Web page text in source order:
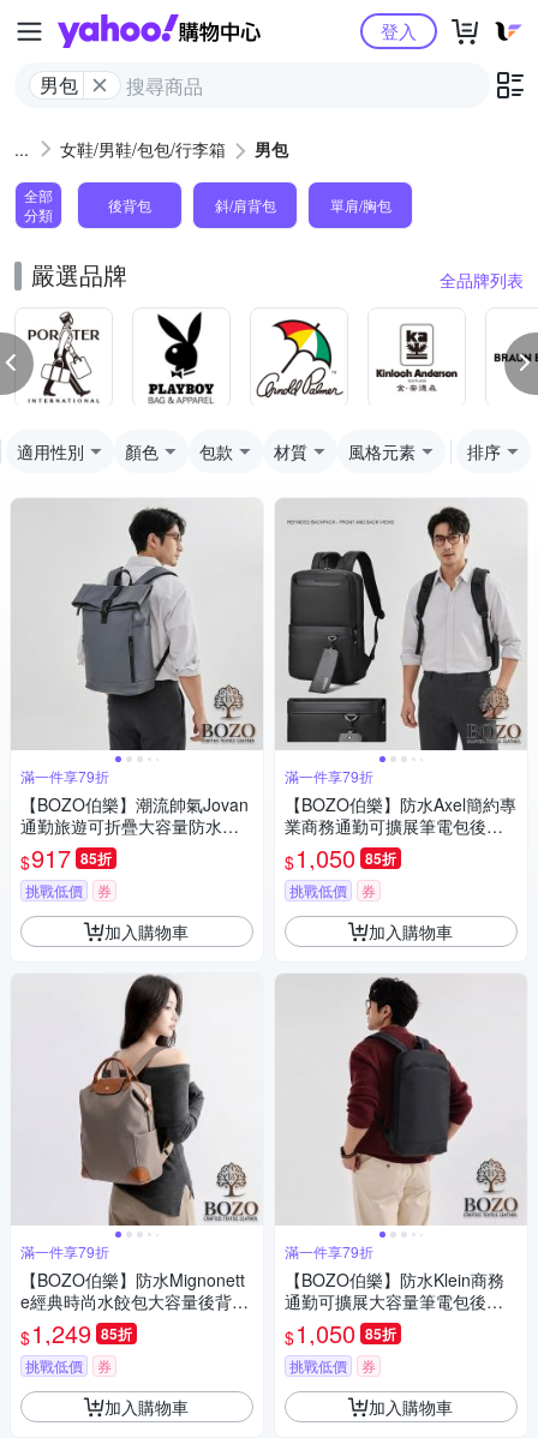
Yahoo購物中心
男包
登入
女鞋/男鞋/包包/行李箱 男包
全部
分類
後背包 斜/肩背包 單肩/胸包
嚴選品牌 全品牌列表
適用性別 顏色 包款 材質 風格元素 排序
滿一件享79折
【BOZO伯樂】潮流帥氣Jovan
通勤旅遊可折疊大容量防水後
背包B6085(防水包 質感灰)
$917 85折
挑戰低價 券
加入購物車
滿一件享79折
【BOZO伯樂】防水Mignonett
e經典時尚水餃包大容量後背
包-B0274(防水包 卡其色)
$1,249 85折
挑戰低價 券
加入購物車
滿一件享79折
【BOZO伯樂】防水Axel簡約專
業商務通勤可擴展筆電包後背
包B6087(防水包 經典黑)
$1,050 85折
挑戰低價 券
加入購物車
滿一件享79折
【BOZO伯樂】防水Klein商務
通勤可擴展大容量筆電包後背
包B6086(防水包 經典黑)
$1,050 85折
挑戰低價 券
加入購物車